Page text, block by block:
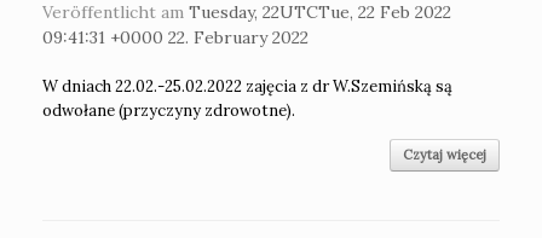
Veröffentlicht am Tuesday, 22UTCTue, 22 Feb 2022
09:41:31 +0000 22. February 2022
W dniach 22.02.-25.02.2022 zajęcia z dr W.Szemińską są
odwołane (przyczyny zdrowotne).
Czytaj więcej